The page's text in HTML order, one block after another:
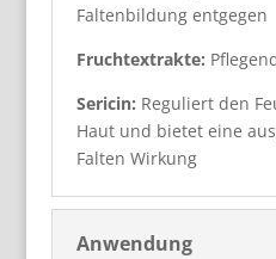
Faltenbildung entgegen
Fruchtextrakte:
Sericin: Reguliert den
Haut und bietet eine
Falten Wirkung
Anwendung